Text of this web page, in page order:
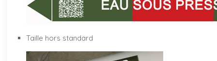
Taille hors standard